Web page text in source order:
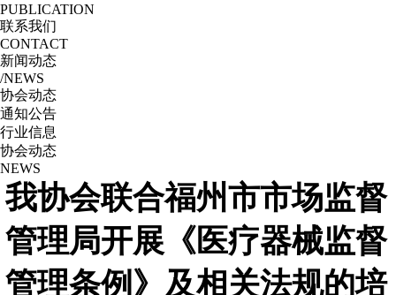
PUBLICATION
联系我们
CONTACT
新闻动态
/NEWS
协会动态
通知公告
行业信息
协会动态
NEWS
我协会联合福州市市场监督
管理局开展《医疗器械监督
管理条例》及相关法规的培